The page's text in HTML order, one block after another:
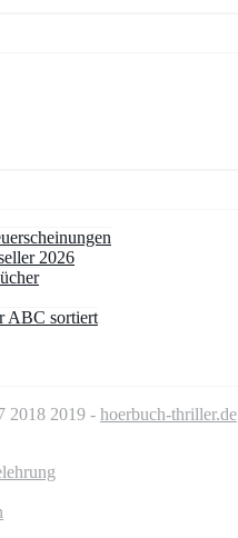
2026
ABC sortiert
2018 2019 - hoerbuch-thriller.de